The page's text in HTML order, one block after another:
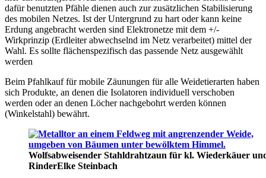
dafür benutzten Pfähle dienen auch zur zusätzlichen Stabilisierung
des mobilen Netzes. Ist der Untergrund zu hart oder kann keine
Erdung angebracht werden sind Elektronetze mit dem +/-
Wirkprinzip (Erdleiter abwechselnd im Netz verarbeitet) mittel der
Wahl. Es sollte flächenspezifisch das passende Netz ausgewählt
werden
Beim Pfahlkauf für mobile Zäunungen für alle Weidetierarten haben
sich Produkte, an denen die Isolatoren individuell verschoben
werden oder an denen Löcher nachgebohrt werden können
(Winkelstahl) bewährt.
Wolfsabweisender Stahldrahtzaun für kl. Wiederkäuer
RinderElke Steinbach